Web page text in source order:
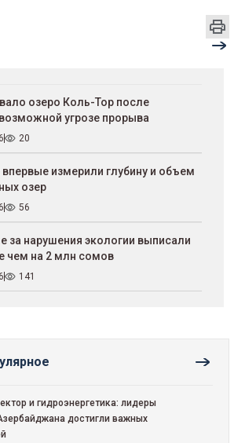
озеро Коль-Тор после
угрозе прорыва
20
измерили глубину и объем
озер
56
за нарушения экологии выписали
чем на 2 млн сомов
141
и гидроэнергетика: лидеры
достигли важных